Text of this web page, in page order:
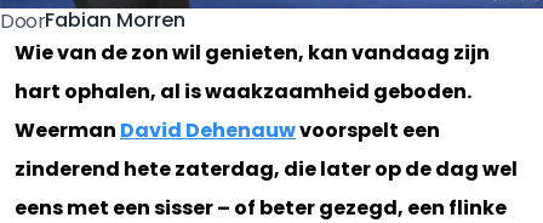
DoorFabian Morren
Wie van de zon wil genieten, kan vandaag zijn
hart ophalen, al is waakzaamheid geboden.
Weerman David Dehenauwvoorspelt een
zinderend hete zaterdag, die later op de dag wel
eens met een sisser – of beter gezegd, een flinke